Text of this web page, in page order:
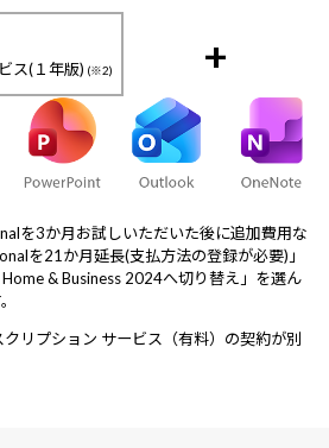
ス(１年版) (※2) +
を3か月お試しいただいた後に追加費用な
を21か月延長(支払方法の登録が必要)」
& Business 2024へ切り替え」を選ん
リプション サービス（有料）の契約が別